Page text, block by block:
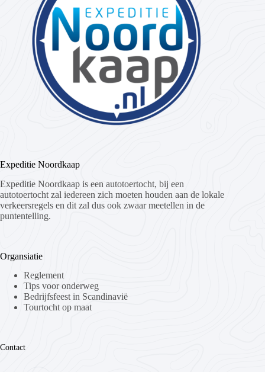
Expeditie Noordkaap
Expeditie Noordkaap is een autotoertocht, bij een
autotoertocht zal iedereen zich moeten houden aan de lokale
verkeersregels en dit zal dus ook zwaar meetellen in de
puntentelling.
Organsiatie
Reglement
Tips voor onderweg
Bedrijfsfeest in Scandinavië
Tourtocht op maat
Contact